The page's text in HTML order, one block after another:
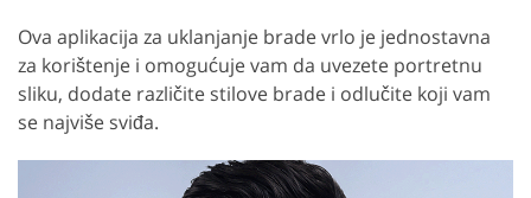
Ova aplikacija za uklanjanje brade vrlo je jednostavna
za korištenje i omogućuje vam da uvezete portretnu
sliku, dodate različite stilove brade i odlučite koji vam
se najviše sviđa.